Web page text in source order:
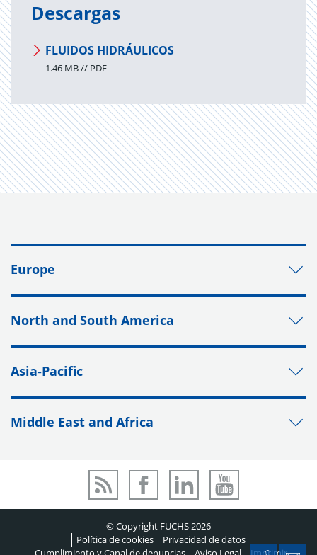
Descargas
FLUIDOS HIDRÁULICOS
1.46 MB // PDF
Europe
North and South America
Asia-Pacific
Middle East and Africa
© Copyright FUCHS 2026
Política de cookies
Privacidad de datos